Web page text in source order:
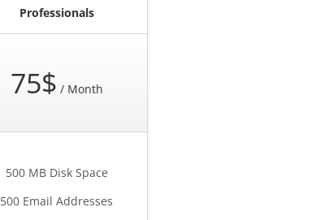
Professionals
75$ / Month
500 MB Disk Space
500 Email Addresses